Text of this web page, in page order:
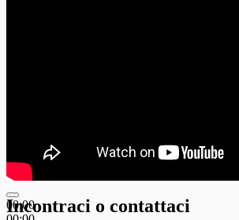
00:00
Incontraci o contattaci